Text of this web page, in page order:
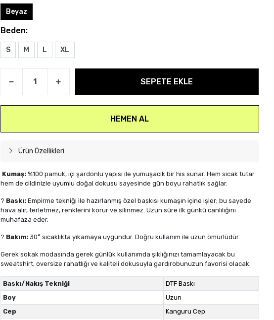
Beyaz
Beden:
S M L XL
SEPETE EKLE
HEMEN AL
Ürün Özellikleri
Kumaş:%100 pamuk, içi şardonlu yapısı ile yumuşacık bir his sunar. Hem sıcak tutar
hem de cildinizle uyumlu doğal dokusu sayesinde gün boyu rahatlık sağlar.
? Baskı:Empirme tekniği ile hazırlanmış özel baskısı kumaşın içine işler; bu sayede
hava alır, terletmez, renklerini korur ve silinmez. Uzun süre ilk günkü canlılığını
muhafaza eder.
? Bakım:30° sıcaklıkta yıkamaya uygundur. Doğru kullanım ile uzun ömürlüdür.
Gerek sokak modasında gerek günlük kullanımda şıklığınızı tamamlayacak bu
sweatshirt, oversize rahatlığı ve kaliteli dokusuyla gardırobunuzun favorisi olacak.
Baskı/Nakış Tekniği
DTF Baskı
Boy
Uzun
Cep
Kanguru Cep